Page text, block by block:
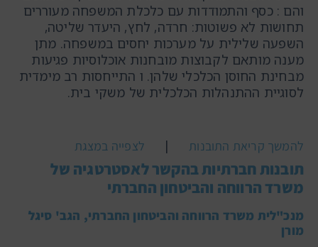
והם : כסף והתמודדות עם כלכלת המשפחה מעוררים
תחושות לא פשוטות: חרדה, לחץ, היעדר שליטה,
השפעה שלילית על מערכות יחסים במשפחה. מתן
מענה מותאם לקבוצות מובחנות אוכלוסיות פגיעות
מבחינת החוסן הכלכלי שלהן. ו התייחסות רב מימדית
לסוגיית ההתנהלות הכלכלית של משקי בית.
להמשך קריאת התובנות | לצפייה במצגת
תובנות חברתיות בהקשר לאסטרטגיה של
משרד הרווחה והביטחון החברתי
מנכ"לית משרד הרווחה והביטחון החברתי, הגב' סיגל
מורן